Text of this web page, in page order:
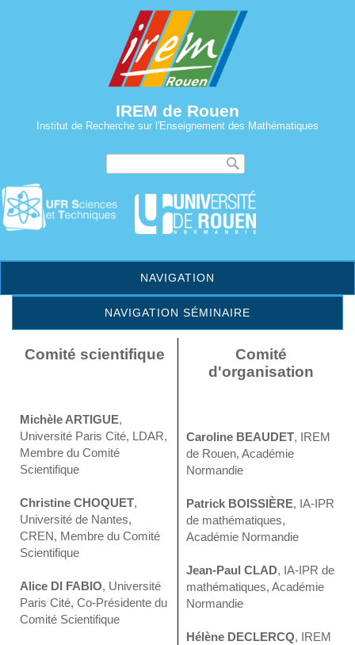
IREM de Rouen
Institut de Recherche sur l'Enseignement des Mathématiques
NAVIGATION
NAVIGATION SÉMINAIRE
Comité scientifique
Michèle ARTIGUE,
Université Paris Cité, LDAR,
Membre du Comité
Scientifique
Christine CHOQUET,
Université de Nantes,
CREN, Membre du Comité
Scientifique
Alice DI FABIO, Université
Paris Cité, Co-Présidente du
Comité Scientifique
Comité
d'organisation
Caroline BEAUDET, IREM
de Rouen, Académie
Normandie
Patrick BOISSIÈRE, IA-IPR
de mathématiques,
Académie Normandie
Jean-Paul CLAD, IA-IPR de
mathématiques, Académie
Normandie
Hélène DECLERCQ, IREM